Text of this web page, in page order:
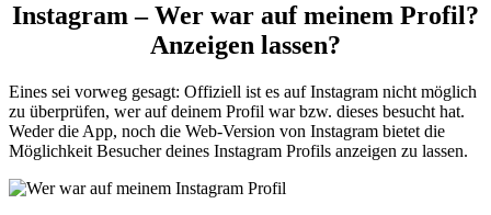
Instagram – Wer war auf meinem Profil?
Anzeigen lassen?
Eines sei vorweg gesagt: Offiziell ist es auf Instagram nicht möglich
zu überprüfen, wer auf deinem Profil war bzw. dieses besucht hat.
Weder die App, noch die Web-Version von Instagram bietet die
Möglichkeit Besucher deines Instagram Profils anzeigen zu lassen.